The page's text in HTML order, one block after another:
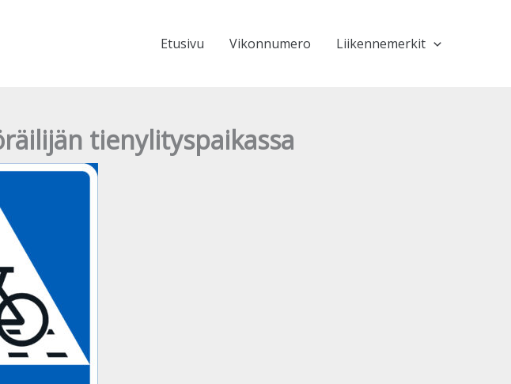
Etusivu Vikonnumero Liikennemerkit
tienylityspaikassa